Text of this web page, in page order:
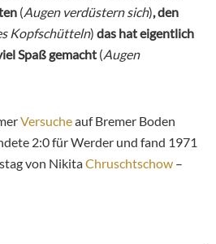
(Augen verdüstern sich), den
Kopfschütteln) das hat eigentlich
Spaß gemacht (Augen
Versucheauf Bremer Boden
2:0 für Werder und fand 1971
von NikitaChruschtschow –